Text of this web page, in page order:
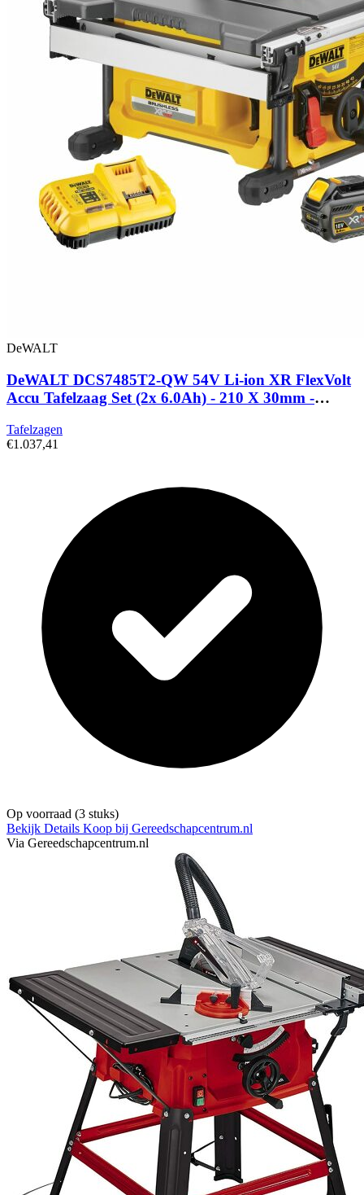
DeWALT
DeWALT DCS7485T2-QW 54V Li-ion XR FlexVolt
Accu Tafelzaag Set (2x 6.0Ah) - 210 X 30mm -
Tafelzagen
€1.037,41
Op voorraad (3 stuks)
Bekijk Details Koop bij Gereedschapcentrum.nl
Via Gereedschapcentrum.nl